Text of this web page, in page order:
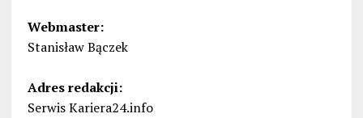
Webmaster:
Stanisław Bączek
Adres redakcji:
Serwis Kariera24.info